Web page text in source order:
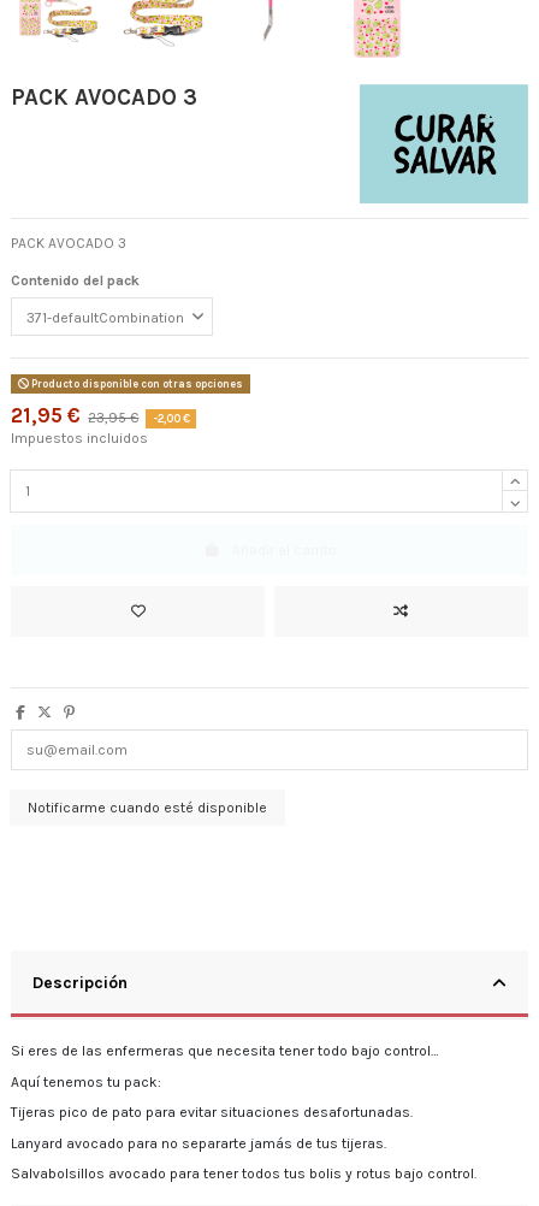
PACK AVOCADO 3
PACK AVOCADO 3
Contenido del pack
Producto disponible con otras opciones
21,95 € 23,95 € -2,00 €
Impuestos incluidos
Descripción
Si eres de las enfermeras que necesita tener todo bajo control…
Aquí tenemos tu pack:
Tijeras pico de pato para evitar situaciones desafortunadas.
Lanyard avocado para no separarte jamás de tus tijeras.
Salvabolsillos avocado para tener todos tus bolis y rotus bajo control.